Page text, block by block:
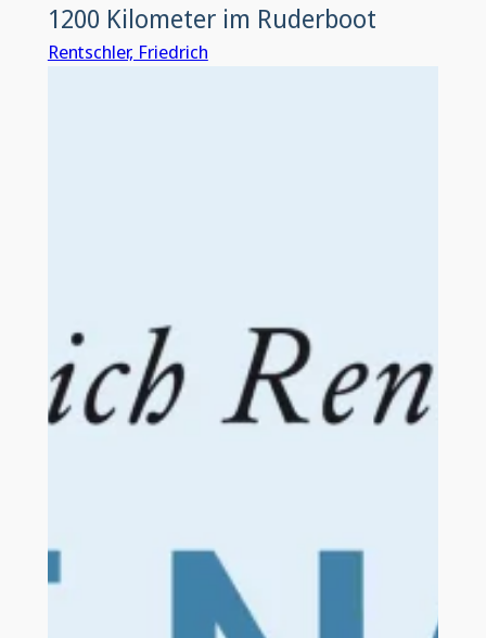
1200 Kilometer im Ruderboot
Rentschler, Friedrich